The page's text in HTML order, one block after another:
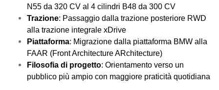
N55 da 320 CV al 4 cilindri B48 da 300 CV
Trazione: Passaggio dalla trazione posteriore RWD
alla trazione integrale xDrive
Piattaforma: Migrazione dalla piattaforma BMW alla
FAAR (Front Architecture ARchitecture)
Filosofia di progetto: Orientamento verso un
pubblico più ampio con maggiore praticità quotidiana